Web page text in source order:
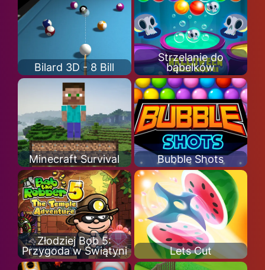
Bilard 3D - 8 Bill
Strzelanie do
bąbelków
Minecraft Survival Bubble Shots
Złodziej Bob 5:
Przygoda w Świątyni
Lets Cut